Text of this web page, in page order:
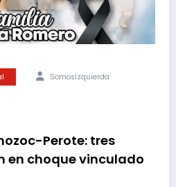
SomosIzquierda
Perote: tres
en choque vinculado